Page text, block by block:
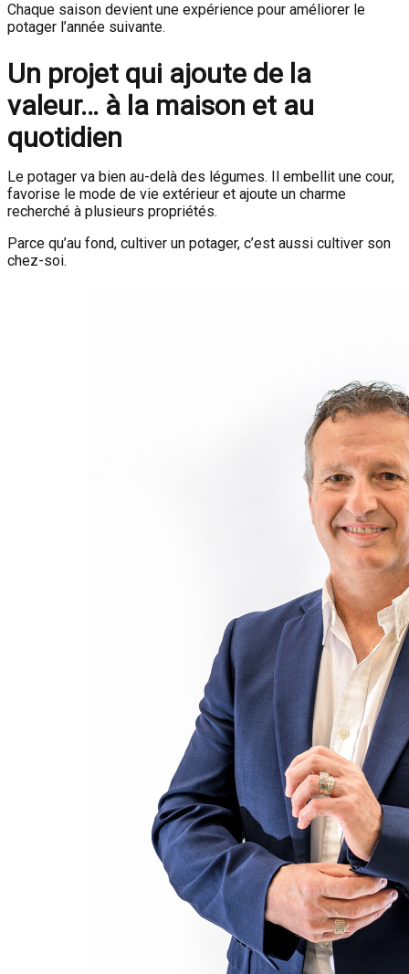
Chaque saison devient une expérience pour améliorer le
potager l’année suivante.
Un projet qui ajoute de la
valeur… à la maison et au
quotidien
Le potager va bien au-delà des légumes. Il embellit une cour,
favorise le mode de vie extérieur et ajoute un charme
recherché à plusieurs propriétés.
Parce qu’au fond, cultiver un potager, c’est aussi cultiver son
chez-soi.